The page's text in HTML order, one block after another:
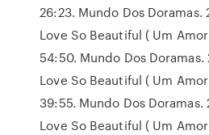
26:23. Mundo Dos
Love So Beautiful ( Um
54:50. Mundo Dos
Love So Beautiful ( Um
39:55. Mundo Dos
Love So Beautiful ( Um